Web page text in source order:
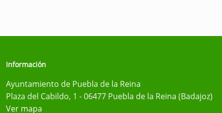
Información
Ayuntamiento de Puebla de la Reina
Plaza del Cabildo, 1 - 06477 Puebla de la Reina (Badajoz)
Ver mapa